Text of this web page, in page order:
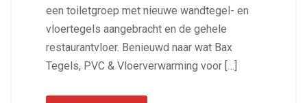
een toiletgroep met nieuwe wandtegel- en
vloertegels aangebracht en de gehele
restaurantvloer. Benieuwd naar wat Bax
Tegels, PVC & Vloerverwarming voor […]